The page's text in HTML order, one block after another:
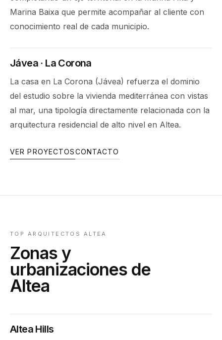
Marina Baixa que permite acompañar al cliente con
conocimiento real de cada municipio.
Jávea · La Corona
La casa en La Corona (Jávea) refuerza el dominio
del estudio sobre la vivienda mediterránea con vistas
al mar, una tipología directamente relacionada con la
arquitectura residencial de alto nivel en Altea.
VER PROYECTOSCONTACTO
TOP ARQUITECTOS ALTEA
Zonas y
urbanizaciones de
Altea
Altea Hills